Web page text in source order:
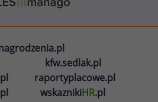
kfw.sedlak.pl
raportyplacowe.pl
wskaznikiHR.pl